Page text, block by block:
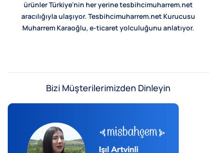
ürünler Türkiye'nin her yerine tesbihcimuharrem.net
aracılığıyla ulaşıyor. Tesbihcimuharrem.net Kurucusu
Muharrem Karaoğlu, e-ticaret yolculuğunu anlatıyor.
Bizi Müşterilerimizden Dinleyin